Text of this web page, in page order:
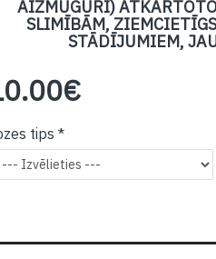
AIZMUGURI)
SLIMĪBĀM,
STĀDĪJUMIEM,
tips